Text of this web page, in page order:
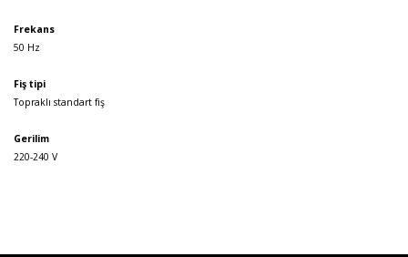
Frekans
50 Hz
Fiş tipi
Topraklı standart fiş
Gerilim
220-240 V